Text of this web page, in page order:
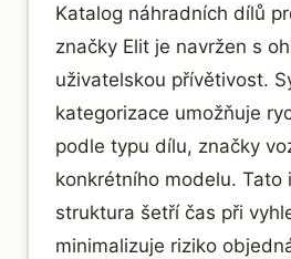
Katalog náhradních dílů
značky Elit je navržen s
uživatelskou přívětivost.
kategorizace umožňuje
podle typu dílu, značky
konkrétního modelu. Tato
struktura šetří čas při
minimalizuje riziko